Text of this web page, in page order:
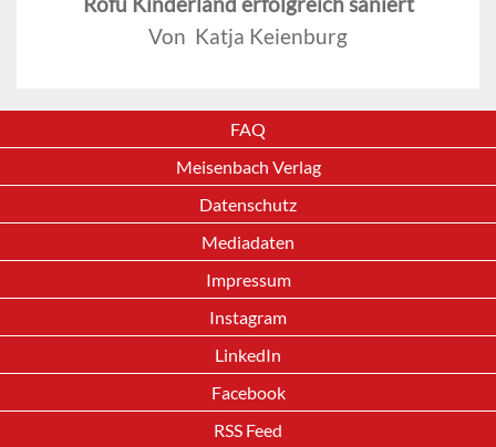
Von Katja Keienburg
FAQ
Meisenbach Verlag
Datenschutz
Mediadaten
Impressum
Instagram
LinkedIn
Facebook
RSS Feed